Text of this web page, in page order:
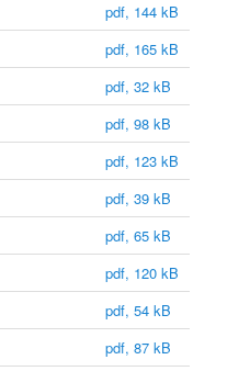
pdf, 144 kB
pdf, 165 kB
pdf, 32 kB
pdf, 98 kB
pdf, 123 kB
pdf, 39 kB
pdf, 65 kB
pdf, 120 kB
pdf, 54 kB
pdf, 87 kB